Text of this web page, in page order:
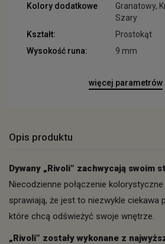
Kolory dodatkowe
Granatowy,
Szary
Kształt:
Prostokąt
Wysokość runa:
9 mm
więcej parametrów
Opis produktu
Dywany „Rivoli” zachwycają swoim
Niecodzienne połączenie
sprawiają, że jest to niezwykle ciekawa
które chcą odświeżyć swoje wnętrze.
„Rivoli” zostały wykonane z